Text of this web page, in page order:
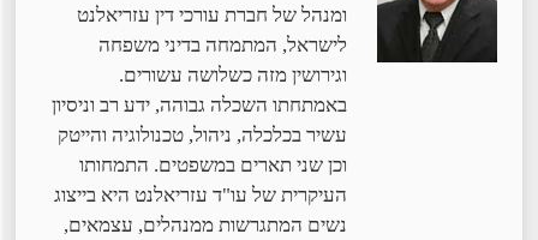
ומנהל של חברת עורכי דין עזריאלנט
לישראל, המתמחה בדיני משפחה
וגירושין מזה כשלושה עשורים.
באמתחתו השכלה גבוהה, ידע רב וניסיון
עשיר בכלכלה, ניהול, טכנולוגיה והייטק
וכן שני תארים במשפטים. התמחותו
העיקרית של עו"ד עזריאלנט היא בייצוג
נשים המתגרשות ממנהלים, עצמאים,